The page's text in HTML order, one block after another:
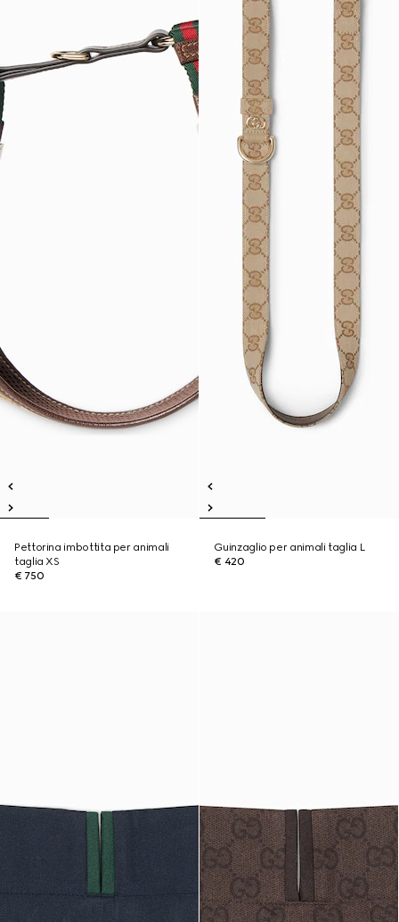
Pettorina imbottita per animali
taglia XS
€ 750
Guinzaglio per animali taglia L
€ 420